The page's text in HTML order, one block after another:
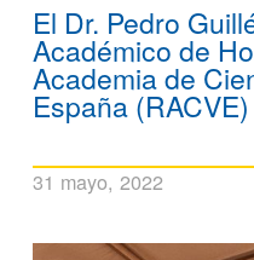
El Dr. Pedro
Académico de
Academia de
España (RACVE)
31 mayo, 2022